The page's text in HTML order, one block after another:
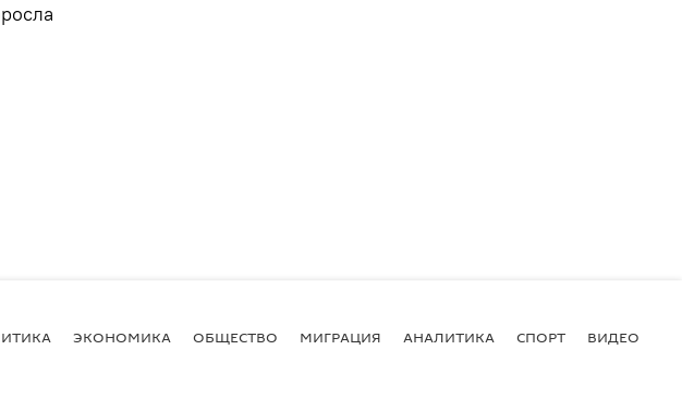
ЭКОНОМИКА ОБЩЕСТВО МИГРАЦИЯ АНАЛИТИКА СПОРТ ВИДЕО